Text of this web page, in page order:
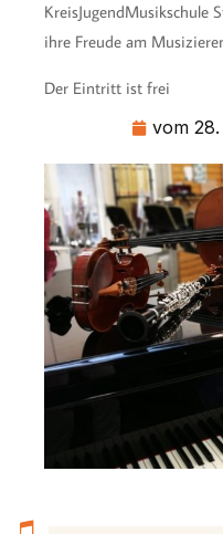
KreisJugendMusikschule
ihre Freude am
Der Eintritt ist frei
vom